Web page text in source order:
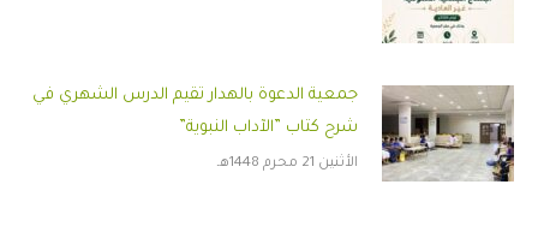
جمعية الدعوة بالهدار تقيم الدرس الشهري في
شرح كتاب ”الآداب النبوية”
الأثنين 21 محرم 1448هـ